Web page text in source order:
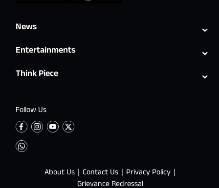
Follow Us
News ⌄
Entertainments ⌄
Think Piece ⌄
About Us Contact Us
Privacy Policy
Grievance Redressal